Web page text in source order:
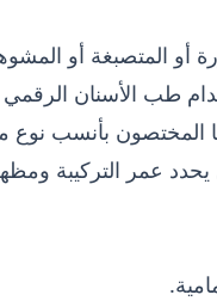
أو المتصبغة أو
المختصون بأنسب
يحدد عمر التركيبة